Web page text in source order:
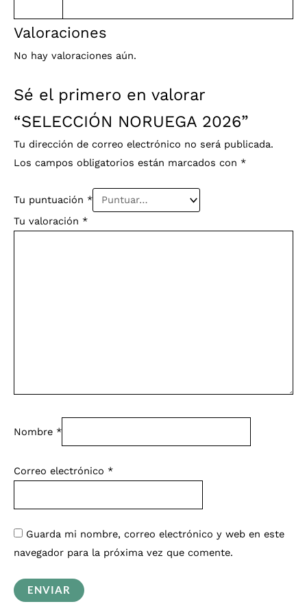
Valoraciones
No hay valoraciones aún.
Sé el primero en valorar
“SELECCIÓN NORUEGA 2026”
Tu dirección de correo electrónico no será publicada.
Los campos obligatorios están marcados con *
Tu puntuación *
Tu valoración *
Nombre *
Correo electrónico *
Guarda mi nombre, correo electrónico y web en este
navegador para la próxima vez que comente.